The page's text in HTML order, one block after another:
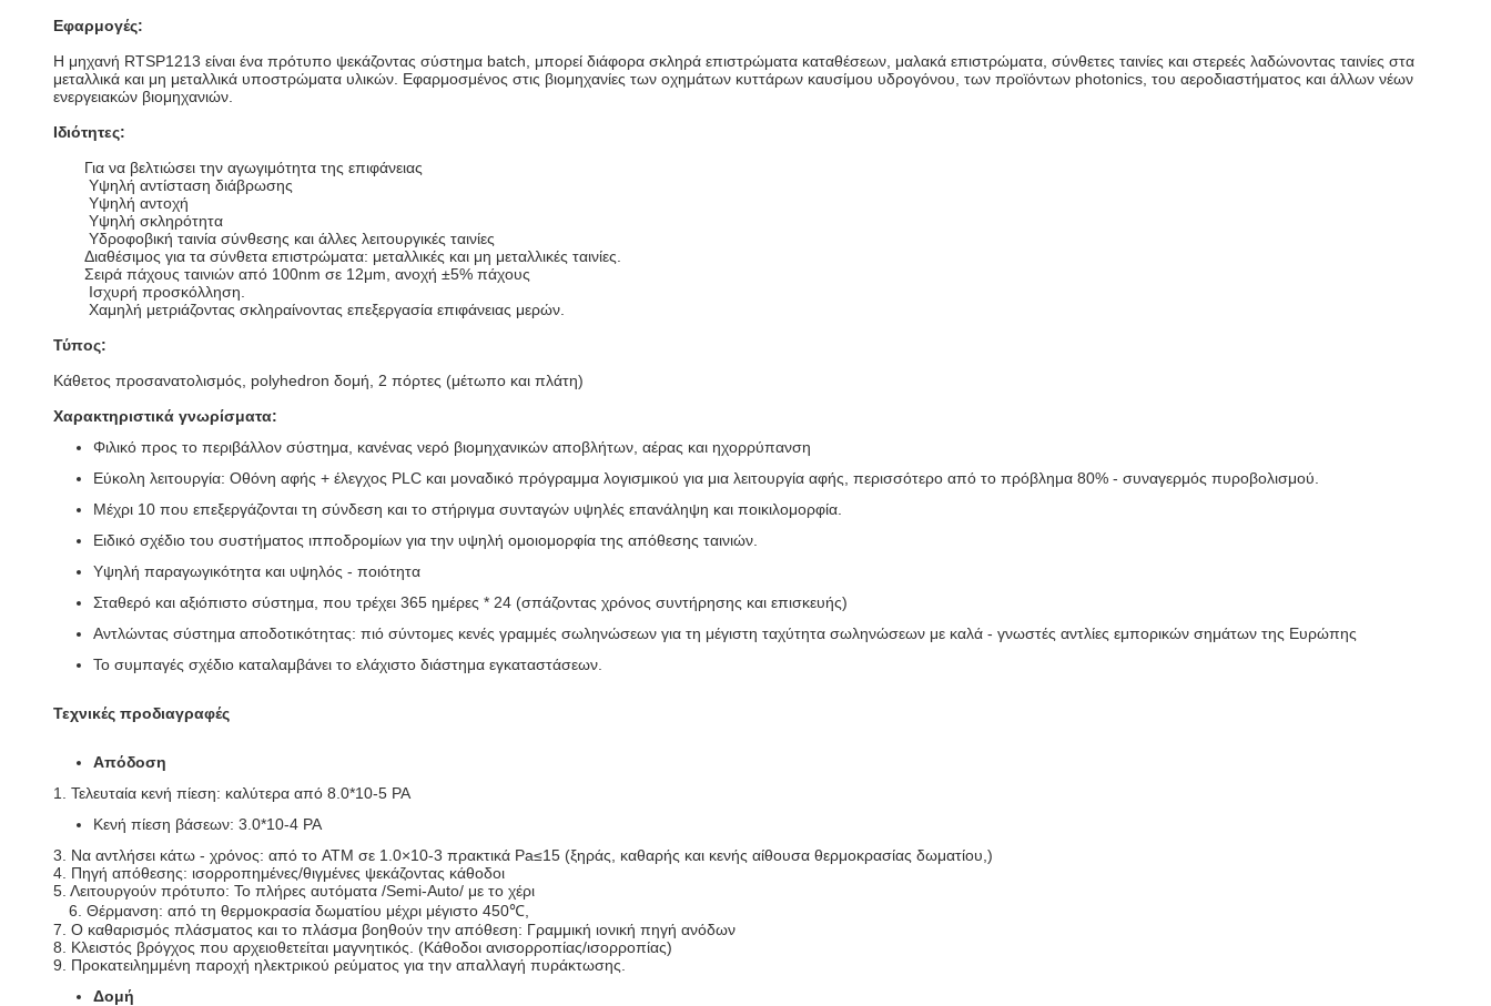
Εφαρμογές:
Η μηχανή RTSP1213 είναι ένα πρότυπο ψεκάζοντας σύστημα batch, μπορεί διάφορα σκληρά επιστρώματα καταθέσεων, μαλακά επιστρώματα, σύνθετες ταινίες και στερεές λαδώνοντας ταινίες στα
μεταλλικά και μη μεταλλικά υποστρώματα υλικών. Εφαρμοσμένος στις βιομηχανίες των οχημάτων κυττάρων καυσίμου υδρογόνου, των προϊόντων photonics, του αεροδιαστήματος και άλλων νέων
ενεργειακών βιομηχανιών.
Ιδιότητες:
Για να βελτιώσει την αγωγιμότητα της επιφάνειας
Υψηλή αντίσταση διάβρωσης
Υψηλή αντοχή
Υψηλή σκληρότητα
Υδροφοβική ταινία σύνθεσης και άλλες λειτουργικές ταινίες
Διαθέσιμος για τα σύνθετα επιστρώματα: μεταλλικές και μη μεταλλικές ταινίες.
Σειρά πάχους ταινιών από 100nm σε 12μm, ανοχή ±5% πάχους
Ισχυρή προσκόλληση.
Χαμηλή μετριάζοντας σκληραίνοντας επεξεργασία επιφάνειας μερών.
Τύπος:
Κάθετος προσανατολισμός, polyhedron δομή, 2 πόρτες (μέτωπο και πλάτη)
Χαρακτηριστικά γνωρίσματα:
Φιλικό προς το περιβάλλον σύστημα, κανένας νερό βιομηχανικών αποβλήτων, αέρας και ηχορρύπανση
Εύκολη λειτουργία: Οθόνη αφής + έλεγχος PLC και μοναδικό πρόγραμμα λογισμικού για μια λειτουργία αφής, περισσότερο από το πρόβλημα 80% - συναγερμός πυροβολισμού.
Μέχρι 10 που επεξεργάζονται τη σύνδεση και το στήριγμα συνταγών υψηλές επανάληψη και ποικιλομορφία.
Ειδικό σχέδιο του συστήματος ιπποδρομίων για την υψηλή ομοιομορφία της απόθεσης ταινιών.
Υψηλή παραγωγικότητα και υψηλός - ποιότητα
Σταθερό και αξιόπιστο σύστημα, που τρέχει 365 ημέρες * 24 (σπάζοντας χρόνος συντήρησης και επισκευής)
Αντλώντας σύστημα αποδοτικότητας: πιό σύντομες κενές γραμμές σωληνώσεων για τη μέγιστη ταχύτητα σωληνώσεων με καλά - γνωστές αντλίες εμπορικών σημάτων της Ευρώπης
Το συμπαγές σχέδιο καταλαμβάνει το ελάχιστο διάστημα εγκαταστάσεων.
Τεχνικές προδιαγραφές
Απόδοση
1. Τελευταία κενή πίεση: καλύτερα από 8.0*10-5 PA
Κενή πίεση βάσεων: 3.0*10-4 PA
3. Να αντλήσει κάτω - χρόνος: από το ATM σε 1.0×10-3 πρακτικά Pa≤15 (ξηράς, καθαρής και κενής αίθουσα θερμοκρασίας δωματίου,)
4. Πηγή απόθεσης: ισορροπημένες/θιγμένες ψεκάζοντας κάθοδοι
5. Λειτουργούν πρότυπο: Το πλήρες αυτόματα /Semi-Auto/ με το χέρι
6. Θέρμανση: από τη θερμοκρασία δωματίου μέχρι μέγιστο 450℃,
7. Ο καθαρισμός πλάσματος και το πλάσμα βοηθούν την απόθεση: Γραμμική ιονική πηγή ανόδων
8. Κλειστός βρόγχος που αρχειοθετείται μαγνητικός. (Κάθοδοι ανισορροπίας/ισορροπίας)
9. Προκατειλημμένη παροχή ηλεκτρικού ρεύματος για την απαλλαγή πυράκτωσης.
Δομή